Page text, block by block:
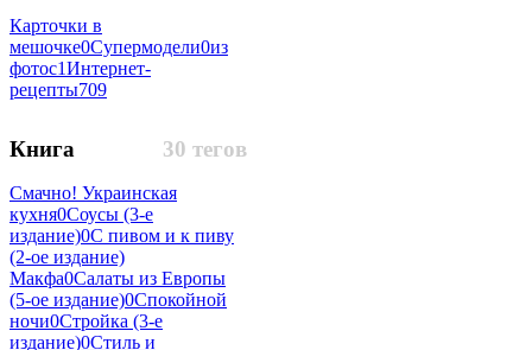
Карточки в
мешочке0Супермодели0из
фотос1Интернет-
рецепты709
30 тегов
Книга
Смачно! Украинская
кухня0Соусы (3-е
издание)0С пивом и к пиву
(2-ое издание)
Макфа0Салаты из Европы
(5-ое издание)0Спокойной
ночи0Стройка (3-е
издание)0Стиль и